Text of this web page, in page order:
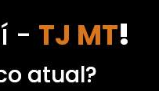
- TJ MT!
atual?